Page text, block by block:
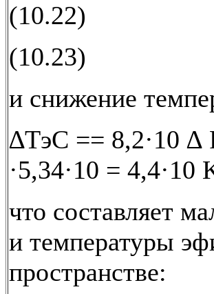
(10.22)
(10.23)
и снижение
∆ТэC == 8,2·10 ∆
·5,34·10 = 4,4·10
что составляет
и температуры
пространстве: